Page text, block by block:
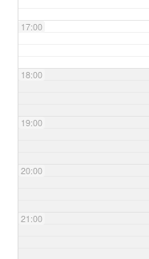
17:00
18:00
19:00
20:00
21:00